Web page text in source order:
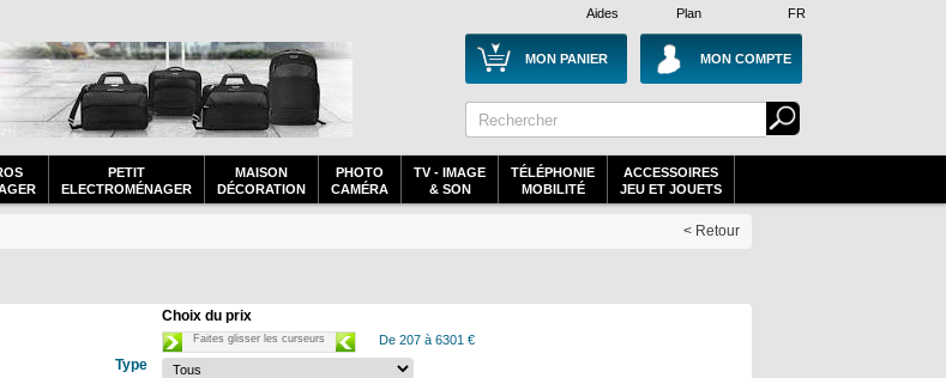
Plan
Aides FR
MON PANIER MON COMPTE
PETIT
ELECTROMÉNAGER
MAISON
DÉCORATION
PHOTO
CAMÉRA
TV - IMAGE
& SON
TÉLÉPHONIE
MOBILITÉ
ACCESSOIRES
JEU ET JOUETS
< Retour
Choix du prix
Faites glisser les curseurs De 207 à 6301 €
Type